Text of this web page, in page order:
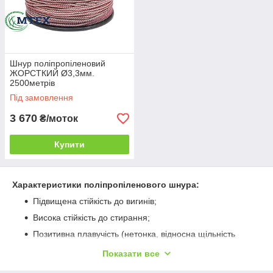
Брендування шнурів, можливість виготовляти
шнур під вашим логотипом.
Шнур поліпропіленовий
ЖОРСТКИЙ Ø3,3мм.
2500метрів
Під замовлення
3 670 ₴/моток
Купити
Характеристики поліпропіленового шнура:
Підвищена стійкість до вигинів;
Висока стійкість до стирання;
Позитивна плавучість (нетонка, відносна щільність
Показати все